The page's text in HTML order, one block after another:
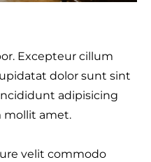
Excepteur cillum
dolor sunt sint
adipisicing
mollit amet.
velit commodo